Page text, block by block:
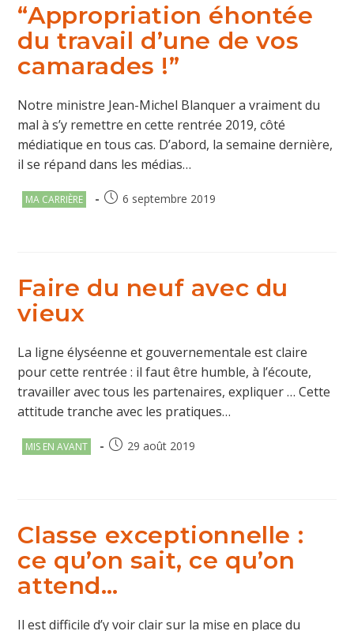
“Appropriation éhontée
du travail d’une de vos
camarades !”
Notre ministre Jean-Michel Blanquer a vraiment du
mal à s’y remettre en cette rentrée 2019, côté
médiatique en tous cas. D’abord, la semaine dernière,
il se répand dans les médias…
Post
MA CARRIÈRE
Publication
6 septembre 2019
Faire du neuf avec du
vieux
La ligne élyséenne et gouvernementale est claire
pour cette rentrée : il faut être humble, à l’écoute,
travailler avec tous les partenaires, expliquer … Cette
attitude tranche avec les pratiques…
Post
MIS EN AVANT
Publication
29 août 2019
Classe exceptionnelle :
ce qu’on sait, ce qu’on
attend…
Il est difficile d’y voir clair sur la mise en place du